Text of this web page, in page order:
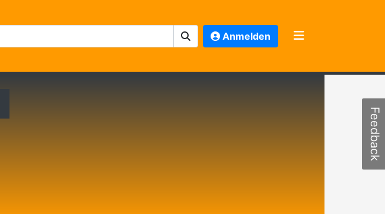
Anmelden
Feedback